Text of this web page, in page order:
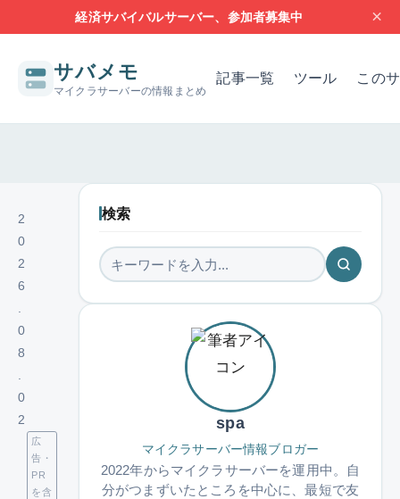
経済サバイバルサーバー、参加者募集中 ×
サバメモ
マイクラサーバーの情報まとめ
記事一覧 ツール この
2
0
2
6
0
8
0
2
広
告・
PR
を含
検索
spa
マイクラサーバー情報ブロガー
2022年からマイクラサーバーを運用中。自
分がつまずいたところを中心に、最短で友